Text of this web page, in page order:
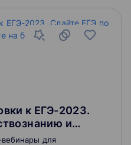
к ЕГЭ-2023.
и
для